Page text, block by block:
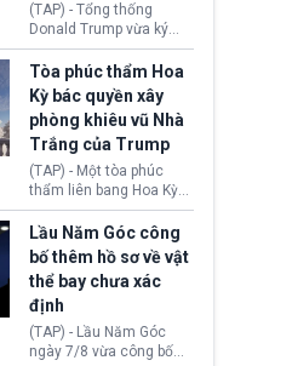
(TAP) - Tổng thống
Donald Trump vừa ký
sắc lệnh áp thuế bổ
sung 15% cùng cơ chế
giá sàn nhập khẩu
nghiêm ngặt đối với
polysilicon và các sản
phẩm hạ nguồn. Quyết
định này nhằm khôi
phục chuỗi cung ứng
công nghệ, năng lượng
mặt trời nội địa trước sự
thống trị của Trung
Quốc.
Tòa phúc thẩm Hoa
Kỳ bác quyền xây
phòng khiêu vũ Nhà
Trắng của Trump
(TAP) - Một tòa phúc
thẩm liên bang Hoa Kỳ
vừa phán quyết, chính
quyền Tổng thống
Donald Trump không có
quyền tự ý xây phòng
khiêu vũ mới rộng
khoảng 90.000 feet
vuông tại khu vực Cánh
Đông Nhà Trắng.
Lầu Năm Góc công
bố thêm hồ sơ về vật
thể bay chưa xác
định
(TAP) - Lầu Năm Góc
ngày 7/8 vừa công bố